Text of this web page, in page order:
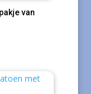
van